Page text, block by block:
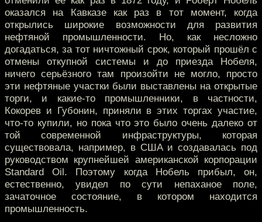
оказался на Кавказе как раз в тот момент, когда
открылись широкие возможности для развития
нефтяной промышленности. Но, как несложно
догадаться, за тот ничтожный срок, который прошёл с
отмены откупной системы и до приезда Нобеля,
ничего серьёзного там произойти не могло, просто
эти нефтяные участки были выставлены на открытые
торги, и какие-то промышленники, в частности,
Кокорев и Губонин, приняли в этих торгах участие,
что-то купили, но пока что это было очень далеко от
той современной инфраструктуры, которая
существовала, например, в США и создавалась под
руководством крупнейшей американской корпорации
Standard Oil. Поэтому когда Нобель прибыл, он,
естественно, увидел по сути непаханое поле,
зачаточное состояние, в котором находится
промышленность.